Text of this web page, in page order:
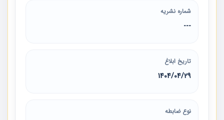
شماره نشریه
---
تاریخ ابلاغ
1404/04/29
نوع ضابطه